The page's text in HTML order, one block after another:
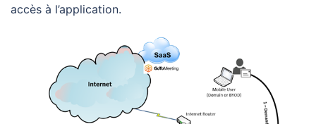
accès à l’application.